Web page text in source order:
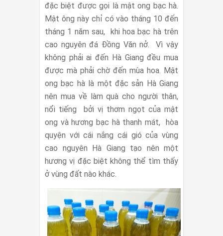
đặc biệt được gọi là mật ong bạc hà.
Mật ông này chỉ có vào tháng 10 đến
tháng 1 năm sau, khi hoa bạc hà trên
cao nguyên đá Đồng Văn nở. Vì vậy
không phải ai đến Hà Giang đều mua
được mà phải chờ đến mùa hoa. Mật
ong bạc hà là một đặc sản Hà Giang
nên mua về làm quà cho người thân,
nổi tiếng bởi vị thơm ngọt của mật
ong và hương bạc hà thanh mát, hòa
quyện với cái nắng cái gió của vùng
cao nguyên Hà Giang tạo nên một
hương vị đặc biệt không thể tìm thấy
ở vùng đất nào khác.